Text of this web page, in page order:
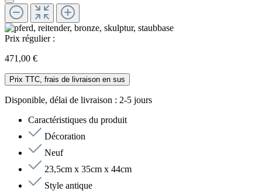
Prix régulier :
471,00 €
Prix TTC, frais de livraison en sus
Disponible, délai de livraison : 2-5 jours
Caractéristiques du produit
Décoration
Neuf
23,5cm x 35cm x 44cm
Style antique